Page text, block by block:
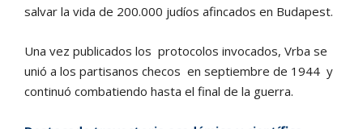
salvar la vida de 200.000 judíos afincados en Budapest.
Una vez publicados los protocolos invocados, Vrba se
unió a los partisanos checos en septiembre de 1944 y
continuó combatiendo hasta el final de la guerra.